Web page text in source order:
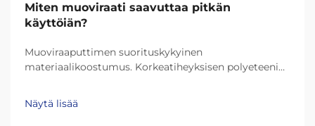
Miten muoviraati saavuttaa pitkän
käyttöiän?
Muoviraaputtimen suorituskykyinen
materiaalikoostumus. Korkeatiheyksisen polyeteenin
polyeteenin (UHMW-PE) rooli kestävyydessä.
Nykypäivän muoviraaputtimet kestävät paljon
Näytä lisää